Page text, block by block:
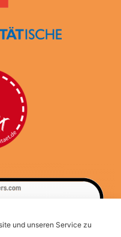
und unseren Service zu